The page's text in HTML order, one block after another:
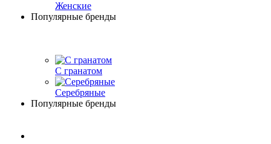
Женские
Популярные бренды
С гранатом
Серебряные
Популярные бренды